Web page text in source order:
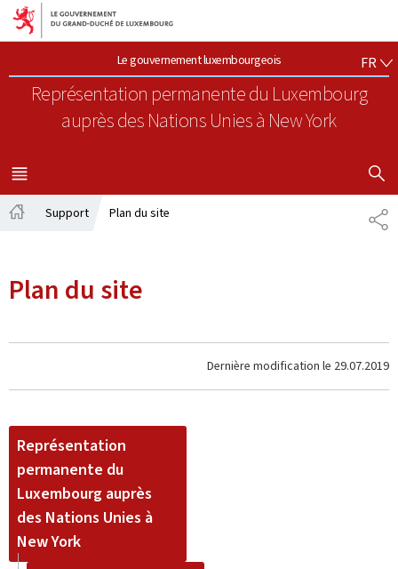
Aller au menu principal
Aller au contenu
Le gouvernement luxembourgeois
Représentation permanente du Luxembourg
auprès des Nations Unies à New York
FR
MENU
PRINCIPAL
Support Plan du site
Plan du site
Dernière modification le 29.07.2019
Représentation
permanente du
Luxembourg auprès
des Nations Unies à
New York